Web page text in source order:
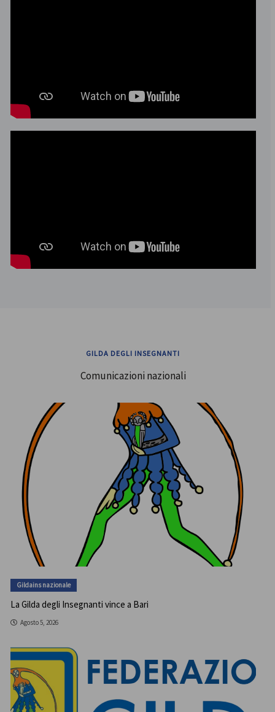
GILDA DEGLI INSEGNANTI
Comunicazioni nazionali
Gildains nazionale
La Gilda degli Insegnanti vince a Bari
Agosto 5, 2026